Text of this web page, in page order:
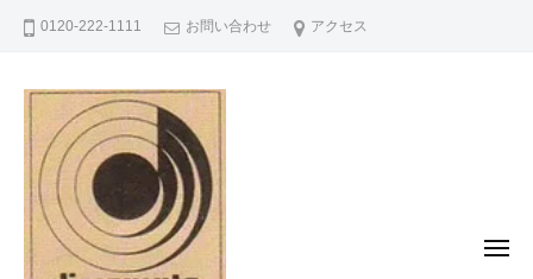
0120-222-1111 お問い合わせ アクセス
メ